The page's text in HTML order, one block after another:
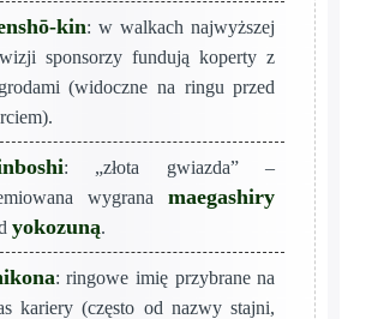
kin: w walkach najwyższej
sponsorzy fundują koperty z
(widoczne na ringu przed
: „złota gwiazda” –
wygranamaegashiry
yokozuną.
: ringowe imię przybrane na
kariery (często od nazwy stajni,